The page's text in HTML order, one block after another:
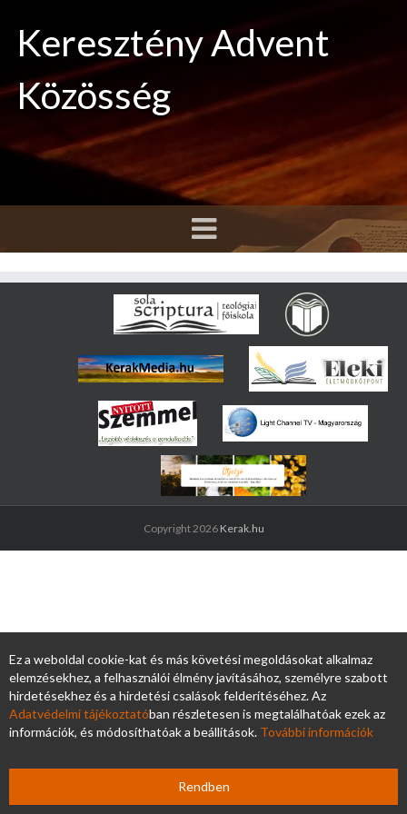
Keresztény Advent
Közösség
Copyright 2026 Kerak.hu
Ez a weboldal cookie-kat és más követési megoldásokat alkalmaz
elemzésekhez, a felhasználói élmény javításához, személyre szabott
hirdetésekhez és a hirdetési csalások felderítéséhez. Az
Adatvédelmi tájékoztatóban részletesen is megtalálhatóak ezek az
információk, és módosíthatóak a beállítások. További információk
Rendben